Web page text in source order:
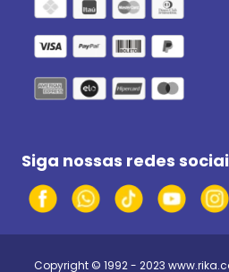
Siga nossas redes
Copyright © 1992 - 2023